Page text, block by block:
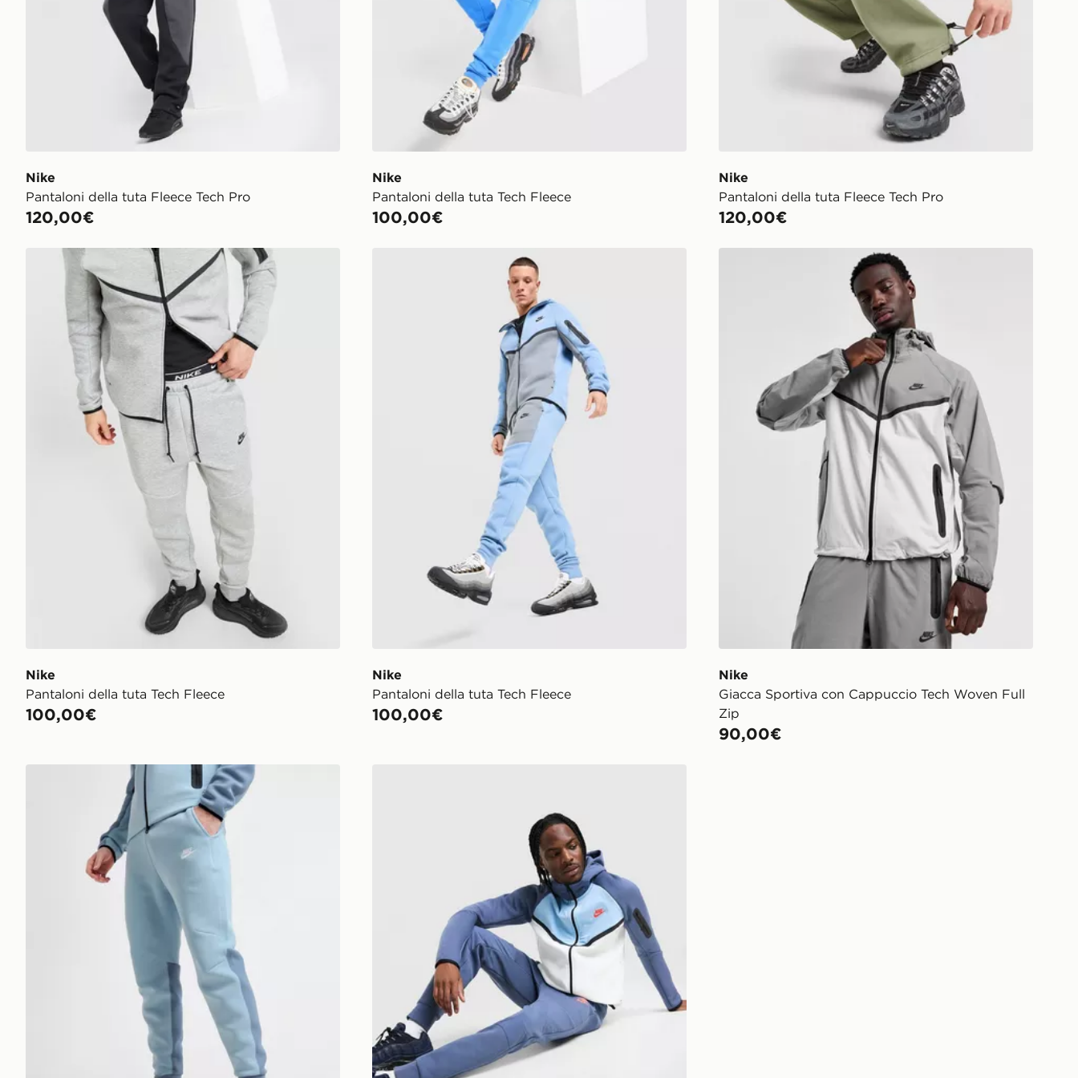
Nike
Pantaloni della tuta Fleece Tech Pro
120,00€
Nike
Pantaloni della tuta Tech Fleece
100,00€
Nike
Pantaloni della tuta Fleece Tech Pro
120,00€
Nike Pantaloni della tuta Tech Fleece
Nike
Pantaloni della tuta Tech Fleece
100,00€
Nike Pantaloni della tuta Tech Fleece
Nike
Pantaloni della tuta Tech Fleece
100,00€
Nike Giacca Sportiva con Cappuccio Tech Woven Full
Nike
Giacca Sportiva con Cappuccio Tech Woven Full
Zip
90,00€
Nike Pantaloni della Tuta Tech Fleece